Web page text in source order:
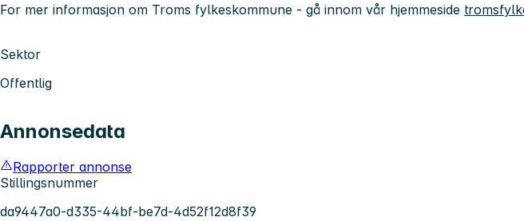
For mer informasjon om Troms fylkeskommune - gå innom vår hjemmeside
Sektor
Offentlig
Annonsedata
Rapporter annonse
Stillingsnummer
da9447a0-d335-44bf-be7d-4d52f12d8f39